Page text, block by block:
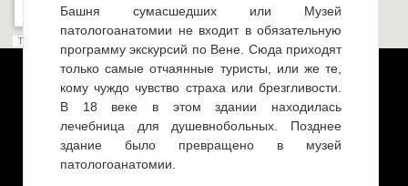
Башня сумасшедших или Музей
патологоанатомии не входит в обязательную
программу экскурсий по Вене. Сюда приходят
только самые отчаянные туристы, или же те,
кому чуждо чувство страха или брезгливости.
В 18 веке в этом здании находилась
лечебница для душевнобольных. Позднее
здание было превращено в музей
патологоанатомии.